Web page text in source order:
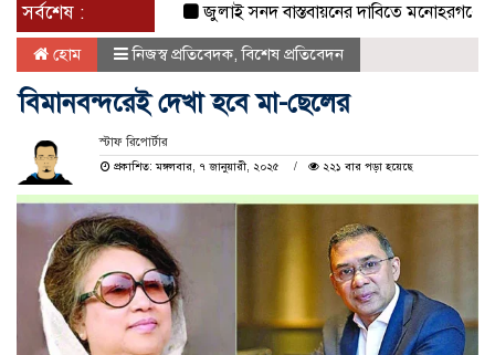
সর্বশেষ :
জুলাই সনদ বাস্তবায়নের দাবিতে মনোহরগঞ্জে
হোম নিজস্ব প্রতিবেদক,বিশেষ প্রতিবেদন
বিমানবন্দরেই দেখা হবে মা-ছেলের
স্টাফ রিপোর্টার
প্রকাশিত: মঙ্গলবার, ৭ জানুয়ারী, ২০২৫
২২১ বার পড়া হয়েছে